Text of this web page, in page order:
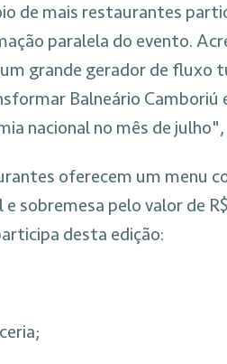
de mais restaurantes
paralela do evento.
grande gerador de fluxo
Balneário Camboriú
nacional no mês de julho",
oferecem um menu
sobremesa pelo valor de
desta edição: